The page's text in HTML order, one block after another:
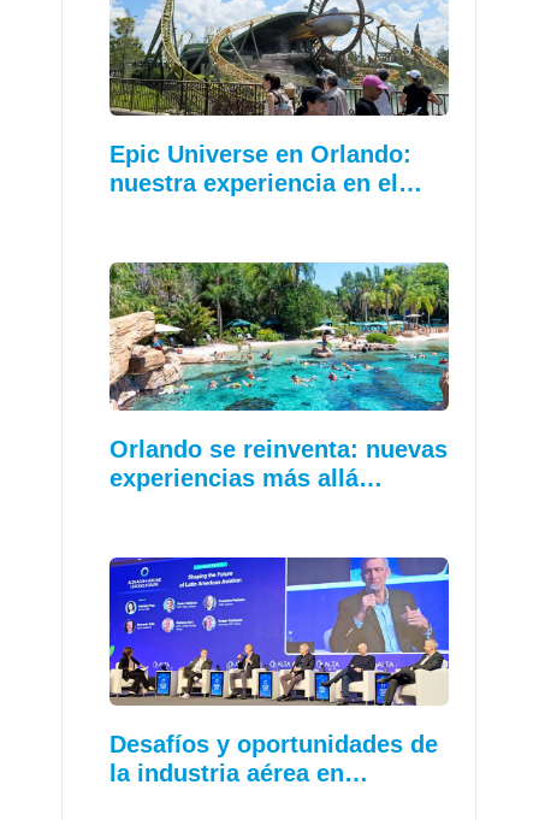
Epic Universe en Orlando:
nuestra experiencia en el…
Orlando se reinventa: nuevas
experiencias más allá…
Desafíos y oportunidades de
la industria aérea en…